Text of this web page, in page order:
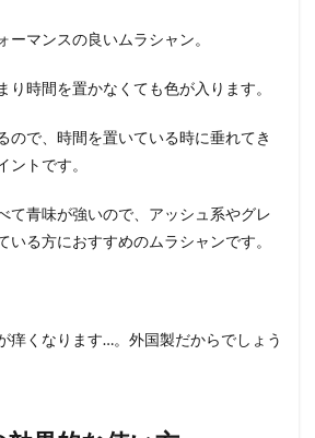
ーマンスの良いムラシャン。
り時間を置かなくても色が入ります。
ので、時間を置いている時に垂れてき
ントです。
て青味が強いので、アッシュ系やグレ
いる方におすすめのムラシャンです。
痒くなります…。外国製だからでしょう